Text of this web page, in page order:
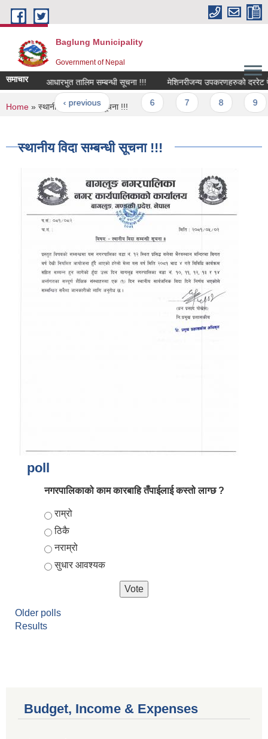
Skip to main content
Baglung Municipality
Government of Nepal
समाचार आधारभुत तालिम सम्बन्धी सूचना !!! मेशिनरीजन्य उपकरणहरुको दररेट पेश
« first ‹ previous …
You are here
Home » स्थानीय विदा सम्बन्धी सूचना !!!
स्थानीय विदा सम्बन्धी सूचना !!!
poll
नगरपालिकाको काम कारबाहि तँपाईलाई कस्तो लाग्छ ?
Choices
राम्रो
ठिकै
नराम्रो
सुधार आवश्यक
Older polls
Results
Budget, Income & Expenses